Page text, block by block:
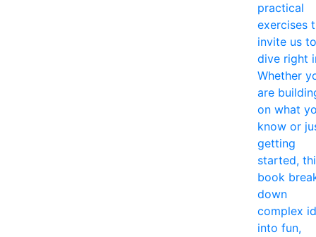
practical
exercises
invite us to
dive right
Whether
are
on what
know or
getting
started,
book
down
complex
into fun,